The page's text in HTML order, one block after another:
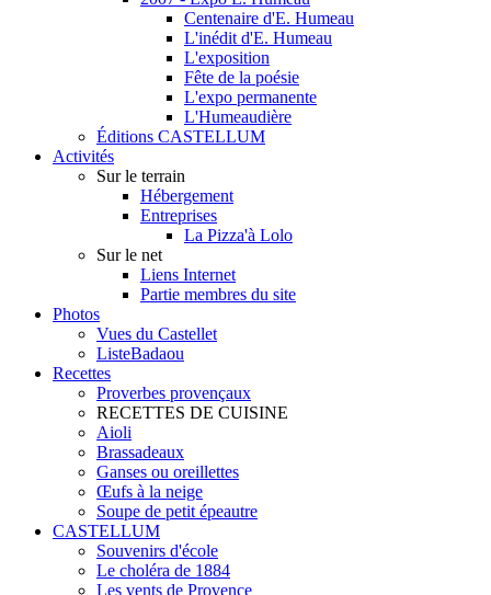
Centenaire d'E. Humeau
L'inédit d'E. Humeau
L'exposition
Fête de la poésie
L'expo permanente
L'Humeaudière
Éditions CASTELLUM
Activités
Sur le terrain
Hébergement
Entreprises
La Pizza'à Lolo
Sur le net
Liens Internet
Partie membres du site
Photos
Vues du Castellet
ListeBadaou
Recettes
Proverbes provençaux
RECETTES DE CUISINE
Aioli
Brassadeaux
Ganses ou oreillettes
Œufs à la neige
Soupe de petit épeautre
CASTELLUM
Souvenirs d'école
Le choléra de 1884
Les vents de Provence